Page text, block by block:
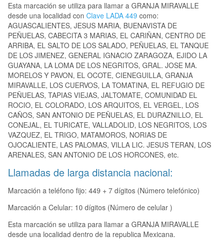
Esta marcación se utiliza para llamar a GRANJA MIRAVALLE
desde una localidad con Clave LADA 449 como:
AGUASCALIENTES, JESUS MARIA, BUENAVISTA DE
PEÑUELAS, CABECITA 3 MARIAS, EL CARIÑAN, CENTRO DE
ARRIBA, EL SALTO DE LOS SALADO, PEÑUELAS, EL TANQUE
DE LOS JIMENEZ, GENERAL IGNACIO ZARAGOZA, EJIDO LA
GUAYANA, LA LOMA DE LOS NEGRITOS, GRAL. JOSE MA.
MORELOS Y PAVON, EL OCOTE, CIENEGUILLA, GRANJA
MIRAVALLE, LOS CUERVOS, LA TOMATINA, EL REFUGIO DE
PEÑUELAS, TAPIAS VIEJAS, JALTOMATE, COMUNIDAD EL
ROCIO, EL COLORADO, LOS ARQUITOS, EL VERGEL, LOS
CAÑOS, SAN ANTONIO DE PEÑUELAS, EL DURAZNILLO, EL
CONEJAL, EL TURICATE, VALLADOLID, LOS NEGRITOS, LOS
VAZQUEZ, EL TRIGO, MATAMOROS, NORIAS DE
OJOCALIENTE, LAS PALOMAS, VILLA LIC. JESUS TERAN, LOS
ARENALES, SAN ANTONIO DE LOS HORCONES, etc.
Llamadas de larga distancia nacional:
Marcación a teléfono fijo: 449 + 7 dígitos (Número telefónico)
Marcación a Celular: 10 dígitos (Número de celular )
Esta marcación se utiliza para llamar a GRANJA MIRAVALLE
desde una localidad dentro de la republica Mexicana.